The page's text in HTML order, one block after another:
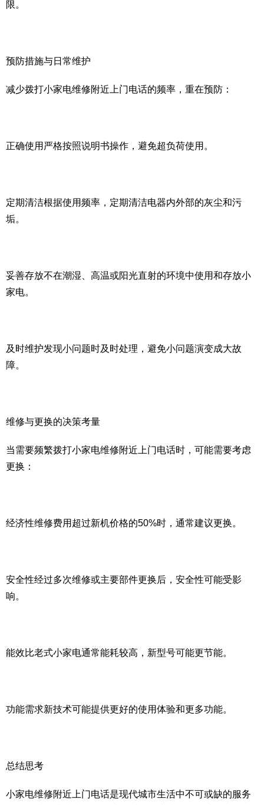
限。
预防措施与日常维护
减少拨打小家电维修附近上门电话的频率，重在预防：
正确使用严格按照说明书操作，避免超负荷使用。
定期清洁根据使用频率，定期清洁电器内外部的灰尘和污
垢。
妥善存放不在潮湿、高温或阳光直射的环境中使用和存放小
家电。
及时维护发现小问题时及时处理，避免小问题演变成大故
障。
维修与更换的决策考量
当需要频繁拨打小家电维修附近上门电话时，可能需要考虑
更换：
经济性维修费用超过新机价格的50%时，通常建议更换。
安全性经过多次维修或主要部件更换后，安全性可能受影
响。
能效比老式小家电通常能耗较高，新型号可能更节能。
功能需求新技术可能提供更好的使用体验和更多功能。
总结思考
小家电维修附近上门电话是现代城市生活中不可或缺的服务